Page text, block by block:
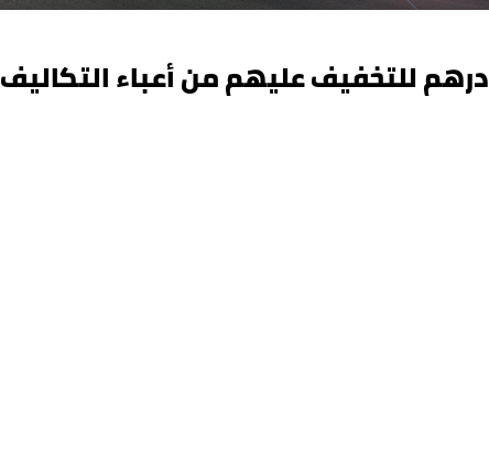
أخنوش يدعم الأسر ب200 درهم للتخفيف عليهم من أعباء التكاليف